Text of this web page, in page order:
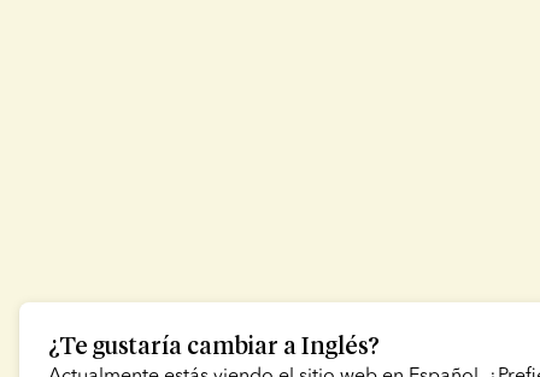
¿Te gustaría cambiar aInglés?